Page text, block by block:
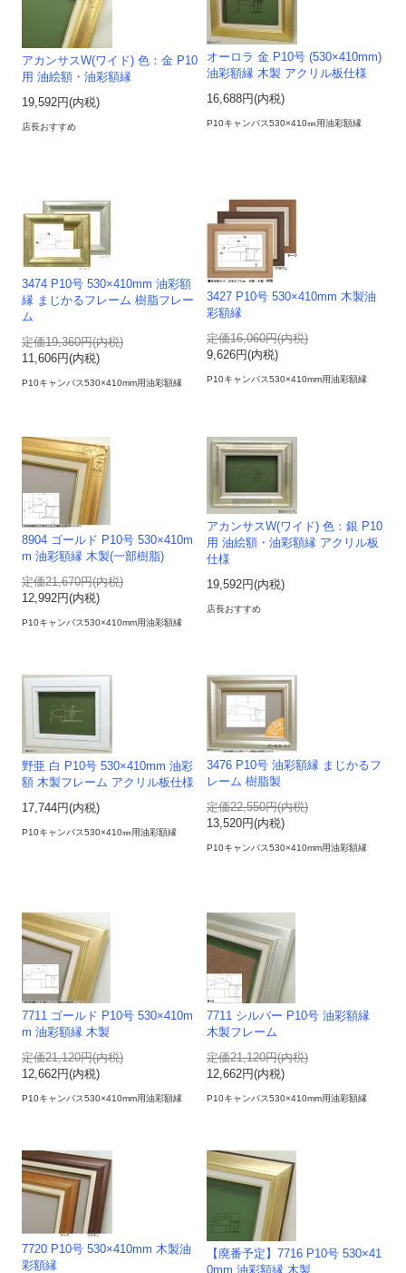
アカンサスW(ワイド) 色：金 P10
用 油絵額・油彩額縁
19,592円(内税)
店長おすすめ
オーロラ 金 P10号 (530×410mm)
油彩額縁 木製 アクリル板仕様
16,688円(内税)
P10キャンバス530×410㎜用油彩額縁
3474 P10号 530×410mm 油彩額
縁 まじかるフレーム 樹脂フレー
ム
定価19,360円(内税)
11,606円(内税)
P10キャンバス530×410mm用油彩額縁
3427 P10号 530×410mm 木製油
彩額縁
定価16,060円(内税)
9,626円(内税)
P10キャンバス530×410mm用油彩額縁
8904 ゴールド P10号 530×410m
m 油彩額縁 木製(一部樹脂)
定価21,670円(内税)
12,992円(内税)
P10キャンバス530×410mm用油彩額縁
アカンサスW(ワイド) 色：銀 P10
用 油絵額・油彩額縁 アクリル板
仕様
19,592円(内税)
店長おすすめ
野亜 白 P10号 530×410mm 油彩
額 木製フレーム アクリル板仕様
17,744円(内税)
P10キャンバス530×410㎜用油彩額縁
3476 P10号 油彩額縁 まじかるフ
レーム 樹脂製
定価22,550円(内税)
13,520円(内税)
P10キャンバス530×410mm用油彩額縁
7711 ゴールド P10号 530×410m
m 油彩額縁 木製
定価21,120円(内税)
12,662円(内税)
P10キャンバス530×410mm用油彩額縁
7711 シルバー P10号 油彩額縁
木製フレーム
定価21,120円(内税)
12,662円(内税)
P10キャンバス530×410mm用油彩額縁
7720 P10号 530×410mm 木製油
彩額縁
【廃番予定】7716 P10号 530×41
0mm 油彩額縁 木製